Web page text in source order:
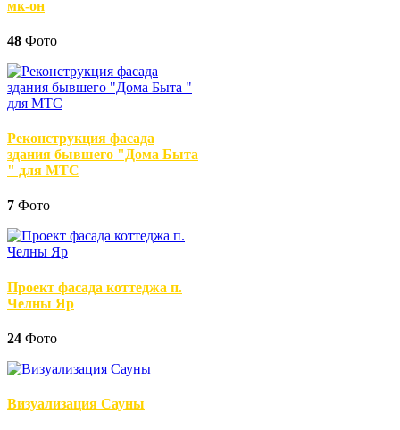
мк-он
48 Фото
Реконструкция фасада
здания бывшего "Дома Быта
" для МТС
7 Фото
Проект фасада коттеджа п.
Челны Яр
24 Фото
Визуализация Сауны